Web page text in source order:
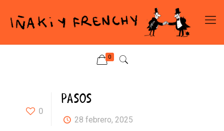
0
0
PASOS
28 febrero, 2025